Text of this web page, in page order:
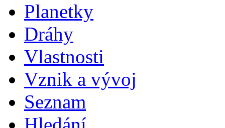
Planetky
Dráhy
Vlastnosti
Vznik a vývoj
Seznam